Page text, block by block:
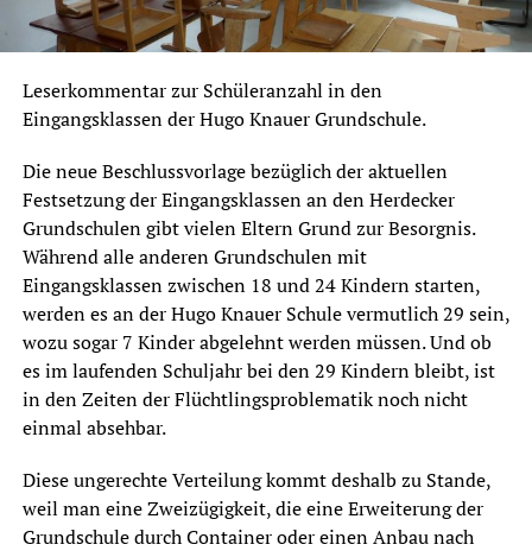
Leserkommentar zur Schüleranzahl in den
Eingangsklassen der Hugo Knauer Grundschule.
Die neue Beschlussvorlage bezüglich der aktuellen
Festsetzung der Eingangsklassen an den Herdecker
Grundschulen gibt vielen Eltern Grund zur Besorgnis.
Während alle anderen Grundschulen mit
Eingangsklassen zwischen 18 und 24 Kindern starten,
werden es an der Hugo Knauer Schule vermutlich 29 sein,
wozu sogar 7 Kinder abgelehnt werden müssen. Und ob
es im laufenden Schuljahr bei den 29 Kindern bleibt, ist
in den Zeiten der Flüchtlingsproblematik noch nicht
einmal absehbar.
Diese ungerechte Verteilung kommt deshalb zu Stande,
weil man eine Zweizügigkeit, die eine Erweiterung der
Grundschule durch Container oder einen Anbau nach